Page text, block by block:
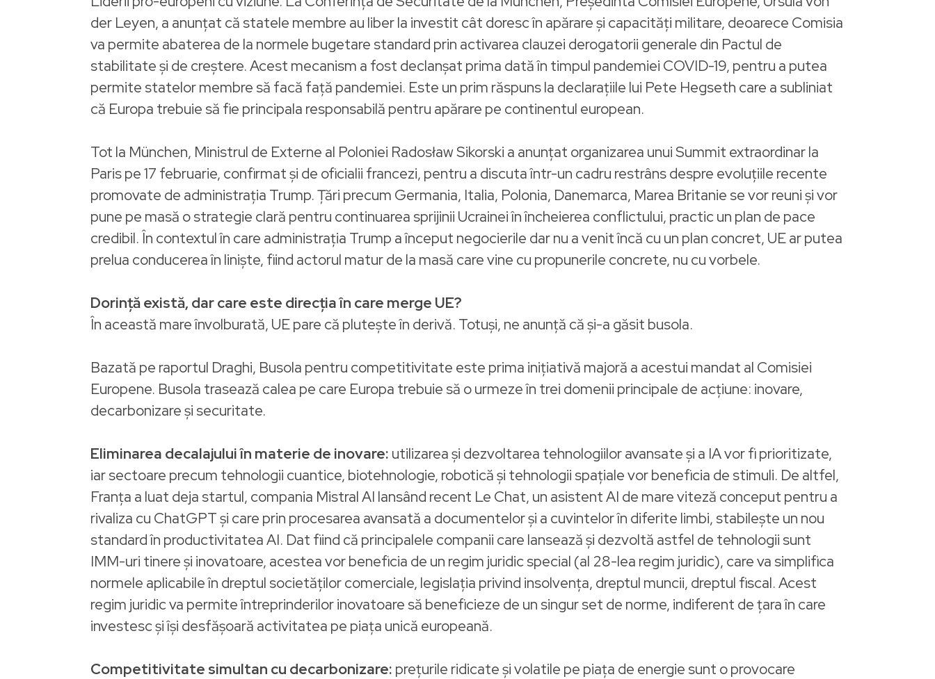
der Leyen, a anunțat că statele membre au liber la investit cât doresc în apărare și capacități militare, deoarece Comisia
va permite abaterea de la normele bugetare standard prin activarea clauzei derogatorii generale din Pactul de
stabilitate și de creștere. Acest mecanism a fost declanșat prima dată în timpul pandemiei COVID-19, pentru a putea
permite statelor membre să facă față pandemiei. Este un prim răspuns la declarațiile lui Pete Hegseth care a subliniat
că Europa trebuie să fie principala responsabilă pentru apărare pe continentul european.
Tot la München, Ministrul de Externe al Poloniei Radosław Sikorski a anunțat organizarea unui Summit extraordinar la
Paris pe 17 februarie, confirmat și de oficialii francezi, pentru a discuta într-un cadru restrâns despre evoluțiile recente
promovate de administrația Trump. Țări precum Germania, Italia, Polonia, Danemarca, Marea Britanie se vor reuni și vor
pune pe masă o strategie clară pentru continuarea sprijinii Ucrainei în încheierea conflictului, practic un plan de pace
credibil. În contextul în care administrația Trump a început negocierile dar nu a venit încă cu un plan concret, UE ar putea
prelua conducerea în liniște, fiind actorul matur de la masă care vine cu propunerile concrete, nu cu vorbele.
Dorință există, dar care este direcția în care merge UE?
În această mare învolburată, UE pare că plutește în derivă. Totuși, ne anunță că și-a găsit busola.
Bazată pe raportul Draghi, Busola pentru competitivitate este prima inițiativă majoră a acestui mandat al Comisiei
Europene. Busola trasează calea pe care Europa trebuie să o urmeze în trei domenii principale de acțiune: inovare,
decarbonizare și securitate.
Eliminarea decalajului în materie de inovare: utilizarea și dezvoltarea tehnologiilor avansate și a IA vor fi prioritizate,
iar sectoare precum tehnologii cuantice, biotehnologie, robotică și tehnologii spațiale vor beneficia de stimuli. De altfel,
Franța a luat deja startul, compania Mistral AI lansând recent Le Chat, un asistent AI de mare viteză conceput pentru a
rivaliza cu ChatGPT și care prin procesarea avansată a documentelor și a cuvintelor în diferite limbi, stabilește un nou
standard în productivitatea AI. Dat fiind că principalele companii care lansează și dezvoltă astfel de tehnologii sunt
IMM-uri tinere și inovatoare, acestea vor beneficia de un regim juridic special (al 28-lea regim juridic), care va simplifica
normele aplicabile în dreptul societăților comerciale, legislația privind insolvența, dreptul muncii, dreptul fiscal. Acest
regim juridic va permite întreprinderilor inovatoare să beneficieze de un singur set de norme, indiferent de țara în care
investesc și își desfășoară activitatea pe piața unică europeană.
Competitivitate simultan cu decarbonizare: prețurile ridicate și volatile pe piața de energie sunt o provocare